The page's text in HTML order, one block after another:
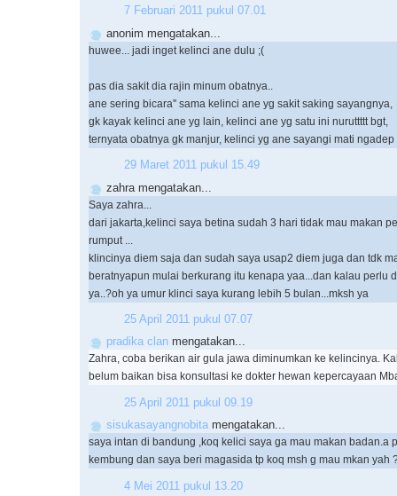
7 Februari 2011 pukul 07.01
anonim mengatakan...
huwee... jadi inget kelinci ane dulu ;(
pas dia sakit dia rajin minum obatnya..
ane sering bicara'' sama kelinci ane yg sakit saking sayangnya,
gk kayak kelinci ane yg lain, kelinci ane yg satu ini nuruttttt bgt,
ternyata obatnya gk manjur, kelinci yg ane sayangi mati ngadep
29 Maret 2011 pukul 15.49
zahra mengatakan...
Saya zahra...
dari jakarta,kelinci saya betina sudah 3 hari tidak mau makan
rumput ...
klincinya diem saja dan sudah saya usap2 diem juga dan tdk
beratnyapun mulai berkurang itu kenapa yaa...dan kalau perlu
ya..?oh ya umur klinci saya kurang lebih 5 bulan...mksh ya
25 April 2011 pukul 07.07
pradika clan mengatakan...
Zahra, coba berikan air gula jawa diminumkan ke kelincinya.
belum baikan bisa konsultasi ke dokter hewan kepercayaan
25 April 2011 pukul 09.19
sisukasayangnobita mengatakan...
saya intan di bandung ,koq kelici saya ga mau makan badan.a
kembung dan saya beri magasida tp koq msh g mau mkan yah
4 Mei 2011 pukul 13.20